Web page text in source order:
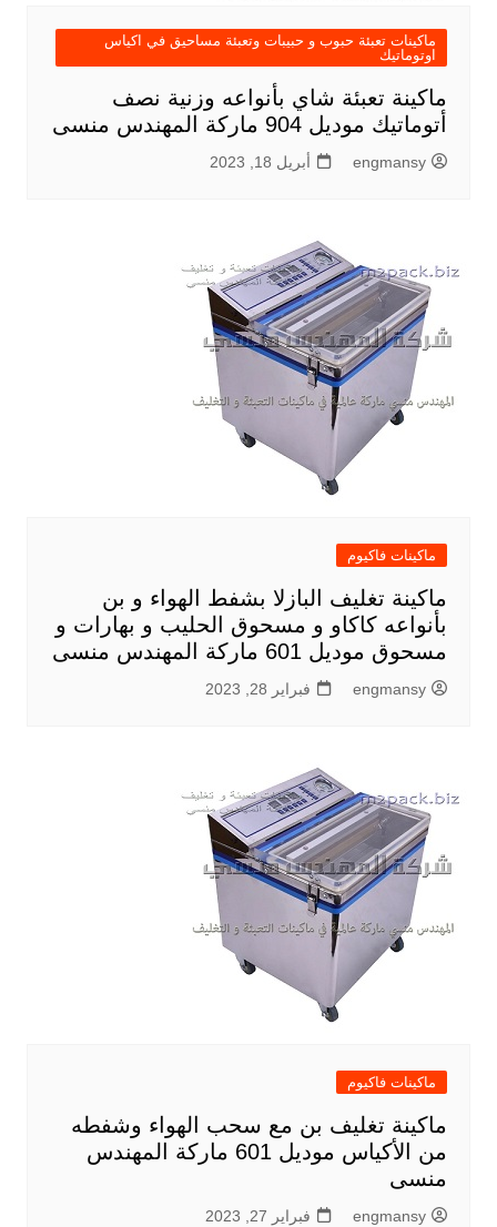
ماكينات تعبئة حبوب و حبيبات وتعبئة مساحيق في اكياس
اوتوماتيك
ماكينة تعبئة شاي بأنواعه وزنية نصف
أتوماتيك موديل 904 ماركة المهندس منسى
engmansy أبريل 18, 2023
ماكينات فاكيوم
ماكينة تغليف البازلا بشفط الهواء و بن
بأنواعه كاكاو و مسحوق الحليب و بهارات و
مسحوق موديل 601 ماركة المهندس منسى
engmansy فبراير 28, 2023
ماكينات فاكيوم
ماكينة تغليف بن مع سحب الهواء وشفطه
من الأكياس موديل 601 ماركة المهندس
منسى
engmansy فبراير 27, 2023